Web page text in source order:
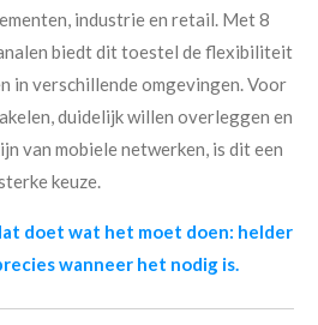
industrie en retail. Met 8
biedt dit toestel de flexibiliteit
in verschillende omgevingen. Voor
duidelijk willen overleggen en
van mobiele netwerken, is dit een
keuze.
doet wat het moet doen: helder
wanneer het nodig is.